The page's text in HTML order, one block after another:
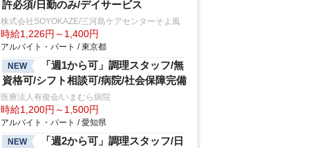
許必須/日勤のみ/デイサービス
株式会社SOYOKAZE/三河島ケアセンターそよ風
時給1,226円～1,400円
アルバイト・パート / 東京都
NEW
「週1から可」調理スタッフ/無
資格可/シフト相談可/病院/社会保障完備
医療法人有俊会/いまむら病院
時給1,200円～1,500円
アルバイト・パート / 愛知県
NEW
「週2から可」調理スタッフ/日